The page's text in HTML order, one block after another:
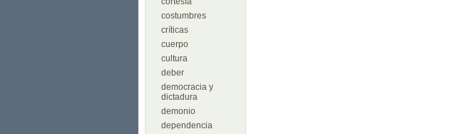
costumbres
críticas
cuerpo
cultura
deber
democracia y
dictadura
demonio
dependencia